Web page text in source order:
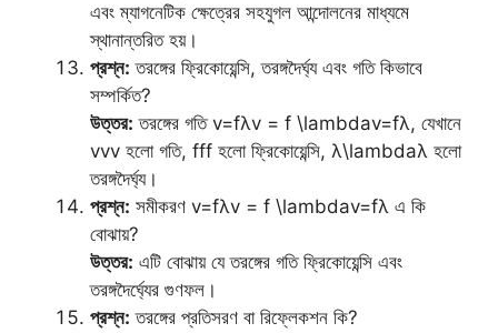
এবং ম্যাগনেটিক ক্ষেত্রের সহযুগল আন্দোলনের মাধ্যমে
স্থানান্তরিত হয়।
প্রশ্ন: তরঙ্গের ফ্রিকোয়েন্সি, তরঙ্গদৈর্ঘ্য এবং গতি কিভাবে
সম্পর্কিত?
উত্তর: তরঙ্গের গতি v=fλv = f \lambdav=fλ, যেখানে
vvv হলো গতি, fff হলো ফ্রিকোয়েন্সি, λ\lambdaλ হলো
তরঙ্গদৈর্ঘ্য।
প্রশ্ন: সমীকরণ v=fλv = f \lambdav=fλ এ কি
বোঝায়?
উত্তর: এটি বোঝায় যে তরঙ্গের গতি ফ্রিকোয়েন্সি এবং
তরঙ্গদৈর্ঘ্যের গুণফল।
প্রশ্ন: তরঙ্গের প্রতিসরণ বা রিফ্লেকশন কি?